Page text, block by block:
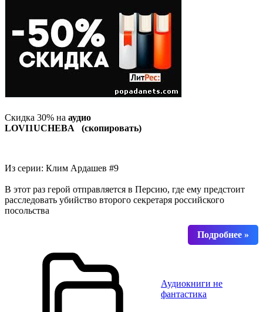
Скидка 30% на аудио
LOVI1UCHEBA (скопировать)
Из серии: Клим Ардашев #9
В этот раз герой отправляется в Персию, где ему предстоит
расследовать убийство второго секретаря российского
посольства
Аудиокниги не
фантастика